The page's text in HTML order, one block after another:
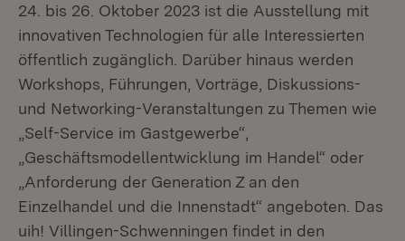
24. bis 26. Oktober 2023 ist die Ausstellung mit
innovativen Technologien für alle Interessierten
öffentlich zugänglich. Darüber hinaus werden
Workshops, Führungen, Vorträge, Diskussions-
und Networking-Veranstaltungen zu Themen wie
„Self-Service im Gastgewerbe“,
„Geschäftsmodellentwicklung im Handel“ oder
„Anforderung der Generation Z an den
Einzelhandel und die Innenstadt“ angeboten. Das
uih! Villingen-Schwenningen findet in den